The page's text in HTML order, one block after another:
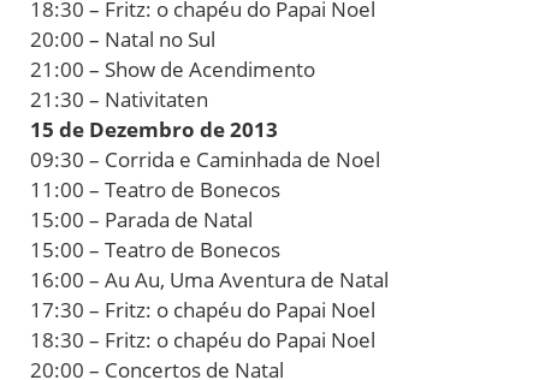
18:30 – Fritz: o chapéu do Papai Noel
20:00 – Natal no Sul
21:00 – Show de Acendimento
21:30 – Nativitaten
15 de Dezembro de 2013
09:30 – Corrida e Caminhada de Noel
11:00 – Teatro de Bonecos
15:00 – Parada de Natal
15:00 – Teatro de Bonecos
16:00 – Au Au, Uma Aventura de Natal
17:30 – Fritz: o chapéu do Papai Noel
18:30 – Fritz: o chapéu do Papai Noel
20:00 – Concertos de Natal